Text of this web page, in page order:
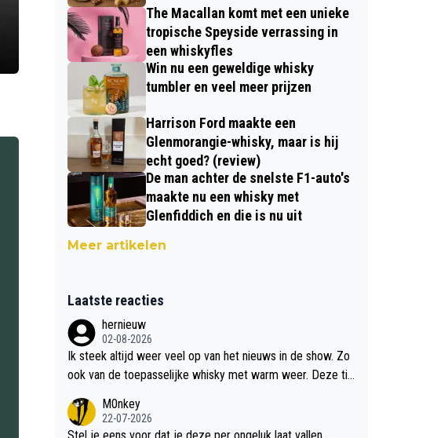
The Macallan komt met een unieke
tropische Speyside verrassing in
een whiskyfles
Win nu een geweldige whisky
tumbler en veel meer prijzen
Harrison Ford maakte een
Glenmorangie-whisky, maar is hij
echt goed? (review)
De man achter de snelste F1-auto's
maakte nu een whisky met
Glenfiddich en die is nu uit
Meer artikelen
Laatste reacties
hernieuw
02-08-2026
Ik steek altijd weer veel op van het nieuws in de show. Zo
ook van de toepasselijke whisky met warm weer. Deze tip
M0nkey
22-07-2026
Stel je eens voor dat je deze per ongeluk laat vallen..